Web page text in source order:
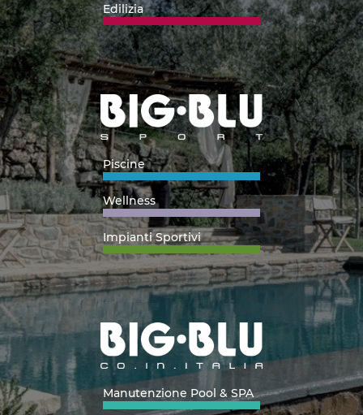
Edilizia
Piscine
Wellness
Impianti Sportivi
Manutenzione Pool & SPA